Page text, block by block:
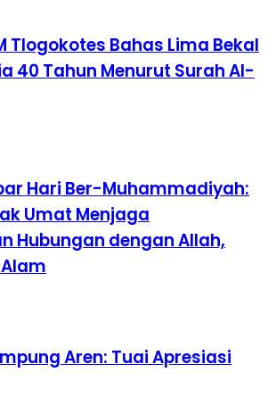
Tlogokotes Bahas Lima Bekal
40 Tahun Menurut Surah Al-
Hari Ber-Muhammadiyah:
Umat Menjaga
Hubungan dengan Allah,
Aren: Tuai Apresiasi